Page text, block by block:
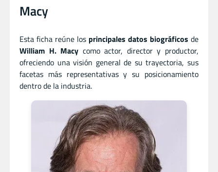
Macy
Esta ficha reúne los principales datos biográficos de
William H. Macy como actor, directory productor,
ofreciendo una visión general de su trayectoria, sus
facetas más representativas y su posicionamiento
dentro de la industria.